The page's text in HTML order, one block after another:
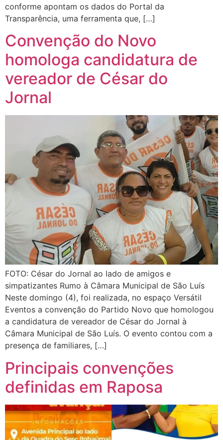
conforme apontam os dados do Portal da
Transparência, uma ferramenta que, […]
Convenção do Novo
homologa candidatura de
vereador de César do
Jornal
FOTO: César do Jornal ao lado de amigos e
simpatizantes Rumo à Câmara Municipal de São Luís
Neste domingo (4), foi realizada, no espaço Versátil
Eventos a convenção do Partido Novo que homologou
a candidatura de vereador de César do Jornal à
Câmara Municipal de São Luís. O evento contou com a
presença de familiares, […]
Principais convenções
definidas em Raposa